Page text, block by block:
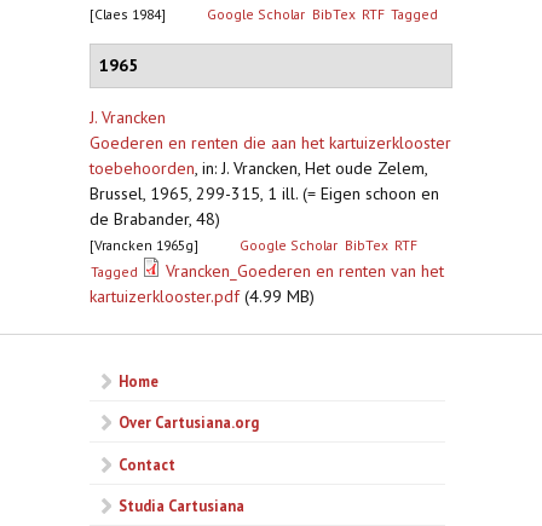
[Claes 1984] Google Scholar BibTex RTF Tagged
1965
J. Vrancken
Goederen en renten die aan het kartuizerklooster
toebehoorden, in: J. Vrancken, Het oude Zelem,
Brussel, 1965, 299-315, 1 ill. (= Eigen schoon en
de Brabander, 48)
[Vrancken 1965g] Google Scholar BibTex RTF
Tagged
Vrancken_Goederen en renten van het
kartuizerklooster.pdf(4.99 MB)
Home
Over Cartusiana.org
Contact
Studia Cartusiana